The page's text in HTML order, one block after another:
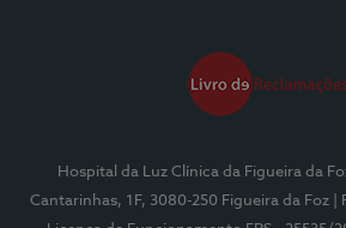
Hospital da Luz Clínica da Figueira da
Cantarinhas, 1F, 3080-250 Figueira da Foz
|